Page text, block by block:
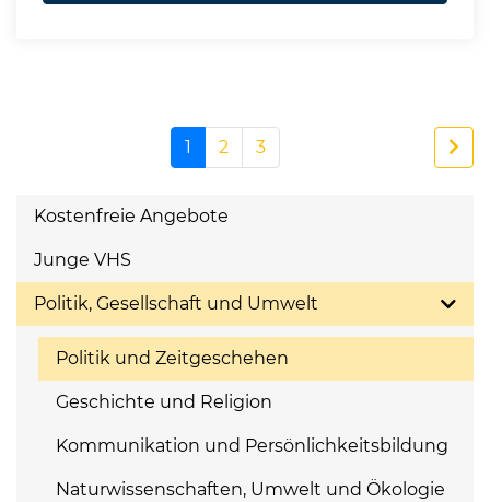
1 2 3
Kostenfreie Angebote
Junge VHS
Politik, Gesellschaft und Umwelt
Politik und Zeitgeschehen
Geschichte und Religion
Kommunikation und Persönlichkeitsbildung
Naturwissenschaften, Umwelt und Ökologie